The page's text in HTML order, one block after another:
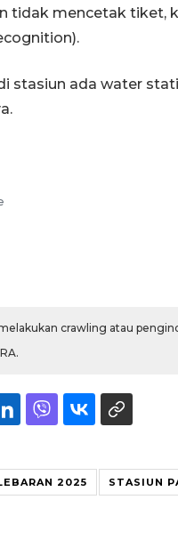
tidak mencetak tiket,
stasiun ada water
crawling atau
2025 STASIUN